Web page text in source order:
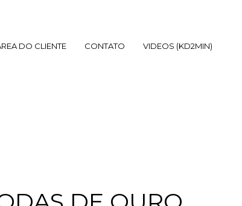
DO CLIENTE CONTATO VIDEOS (KD2MIN)